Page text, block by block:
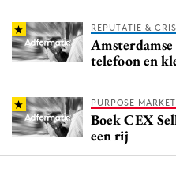
REPUTATIE &
telefoon en
PURPOSE
Boek CEX
een rij